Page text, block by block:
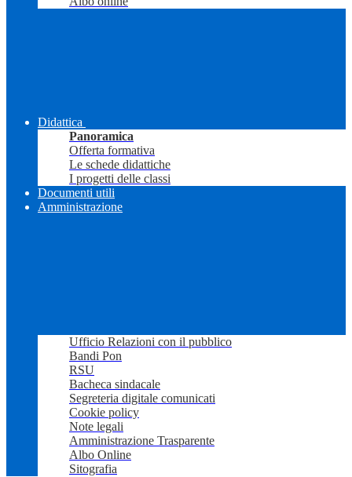
Didattica
Panoramica
Offerta formativa
Le schede didattiche
I progetti delle classi
Documenti utili
Amministrazione
Ufficio Relazioni con il pubblico
Bandi Pon
RSU
Bacheca sindacale
Segreteria digitale comunicati
Cookie policy
Note legali
Amministrazione Trasparente
Albo Online
Sitografia